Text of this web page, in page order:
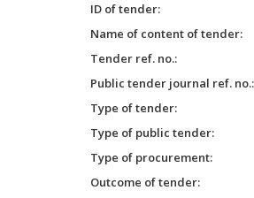
ID of tender
Name of content of tender
Tender ref. no.
Public tender journal ref. no.
Type of tender
Type of public tender
Type of procurement
Outcome of tender